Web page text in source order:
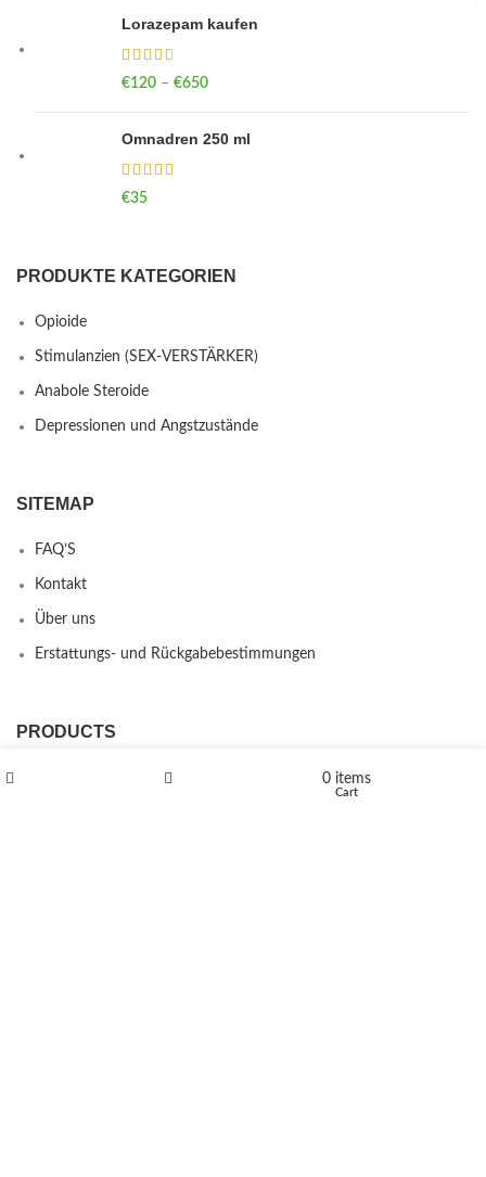
Lorazepam kaufen
€120 – €650
Omnadren 250 ml
€35
PRODUKTE KATEGORIEN
Opioide
Stimulanzien (SEX-VERSTÄRKER)
Anabole Steroide
Depressionen und Angstzustände
SITEMAP
FAQ’S
Kontakt
Über uns
Erstattungs- und Rückgabebestimmungen
PRODUCTS
L-Polaflux® 5 mg/ml 0 items
Cart